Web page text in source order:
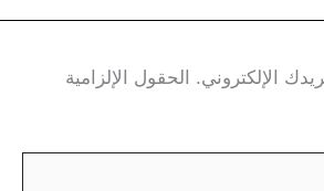
الإلكتروني.
الحقول الإلزامية